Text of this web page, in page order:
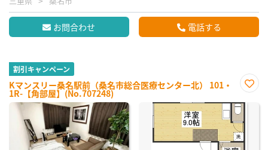
お問合わせ 電話する
割引キャンペーン
Kマンスリー桑名駅前（桑名市総合医療センター北） 101・
1R-【角部屋】(No.707248)
に入
り登
録